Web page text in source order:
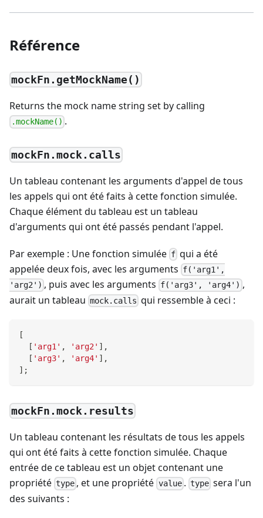
Référence
mockFn.getMockName()
Returns the mock name string set by calling
.mockName() .
mockFn.mock.calls
Un tableau contenant les arguments d'appel de tous
les appels qui ont été faits à cette fonction simulée.
Chaque élément du tableau est un tableau
d'arguments qui ont été passés pendant l'appel.
Par exemple : Une fonction simulée f qui a été
appelée deux fois, avec les arguments f('arg1',
'arg2') , puis avec les arguments f('arg3', 'arg4') ,
aurait un tableau mock.calls qui ressemble à ceci :
[
[ 'arg1' , 'arg2' ] ,
[ 'arg3' , 'arg4' ] ,
] ;
mockFn.mock.results
Un tableau contenant les résultats de tous les appels
qui ont été faits à cette fonction simulée. Chaque
entrée de ce tableau est un objet contenant une
propriété type , et une propriété value. type sera l'un
des suivants :